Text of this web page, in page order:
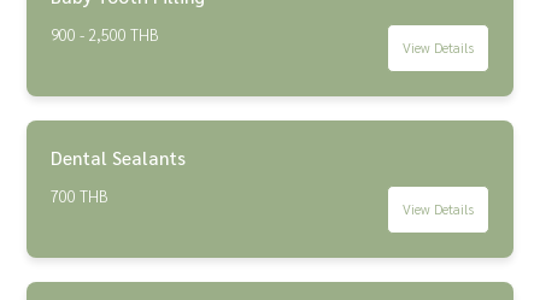
900 - 2,500 THB
View Details
Dental Sealants
700 THB
View Details